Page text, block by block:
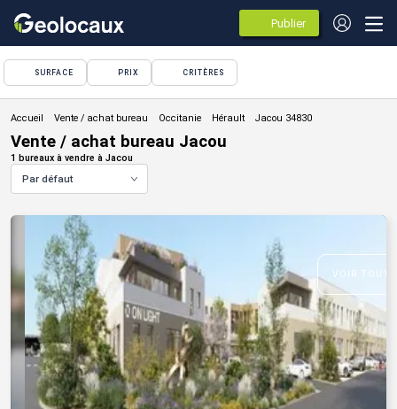
Publier
des
annonces
SURFACE PRIX CRITÈRES
Vente / achat bureau
Vente / achat bureau Jacou
1 bureaux à vendre à Jacou
Par défaut
VOIR